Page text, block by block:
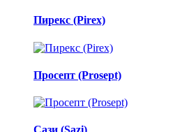
Пирекс (Pirex)
Просепт (Prosept)